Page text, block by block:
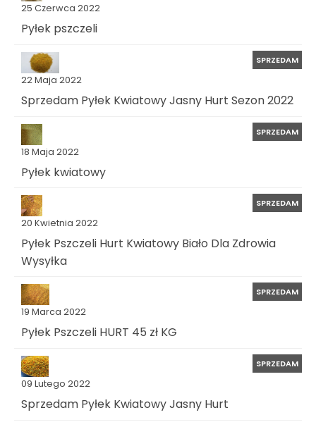
25 Czerwca 2022
Pyłek pszczeli
22 Maja 2022
SPRZEDAM
Sprzedam Pyłek Kwiatowy Jasny Hurt Sezon 2022
18 Maja 2022
SPRZEDAM
Pyłek kwiatowy
20 Kwietnia 2022
SPRZEDAM
Pyłek Pszczeli Hurt Kwiatowy Biało Dla Zdrowia
Wysyłka
19 Marca 2022
SPRZEDAM
Pyłek Pszczeli HURT 45 zł KG
09 Lutego 2022
SPRZEDAM
Sprzedam Pyłek Kwiatowy Jasny Hurt